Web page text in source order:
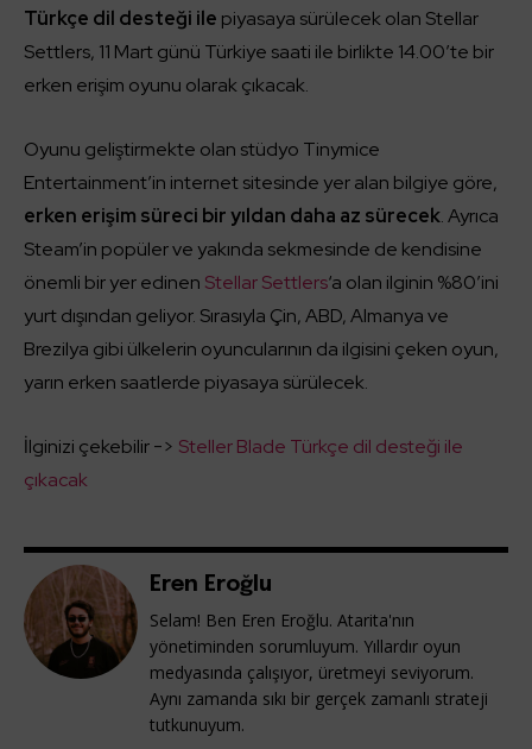
Türkçe dil desteği ile piyasaya sürülecek olan Stellar
Settlers, 11 Mart günü Türkiye saati ile birlikte 14.00’te bir
erken erişim oyunu olarak çıkacak.
Oyunu geliştirmekte olan stüdyo Tinymice
Entertainment’in internet sitesinde yer alan bilgiye göre,
erken erişim süreci bir yıldan daha az sürecek. Ayrıca
Steam’in popüler ve yakında sekmesinde de kendisine
önemli bir yer edinen Stellar Settlers‘a olan ilginin %80’ini
yurt dışından geliyor. Sırasıyla Çin, ABD, Almanya ve
Brezilya gibi ülkelerin oyuncularının da ilgisini çeken oyun,
yarın erken saatlerde piyasaya sürülecek.
İlginizi çekebilir -> Steller Blade Türkçe dil desteği ile
çıkacak
Eren Eroğlu
Selam! Ben Eren Eroğlu. Atarita'nın
yönetiminden sorumluyum. Yıllardır oyun
medyasında çalışıyor, üretmeyi seviyorum.
Aynı zamanda sıkı bir gerçek zamanlı strateji
tutkunuyum.